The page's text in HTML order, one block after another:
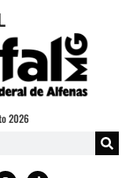
à informação
Legislação
Canais
2026